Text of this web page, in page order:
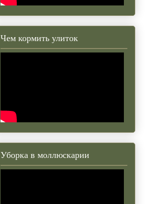
Чем кормить улиток
Уборка в моллюскарии